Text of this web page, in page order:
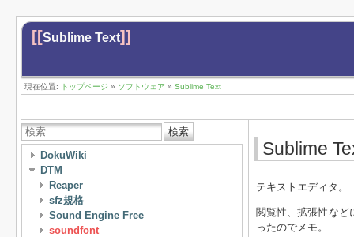
[[Sublime Text]]
現在位置: トップページ » ソフトウェア » Sublime Text
検索
DokuWiki
DTM
Reaper
sfz規格
Sound Engine Free
soundfont
Sublime
テキストエディタ。
閲覧性、拡張性など
ったのでメモ。